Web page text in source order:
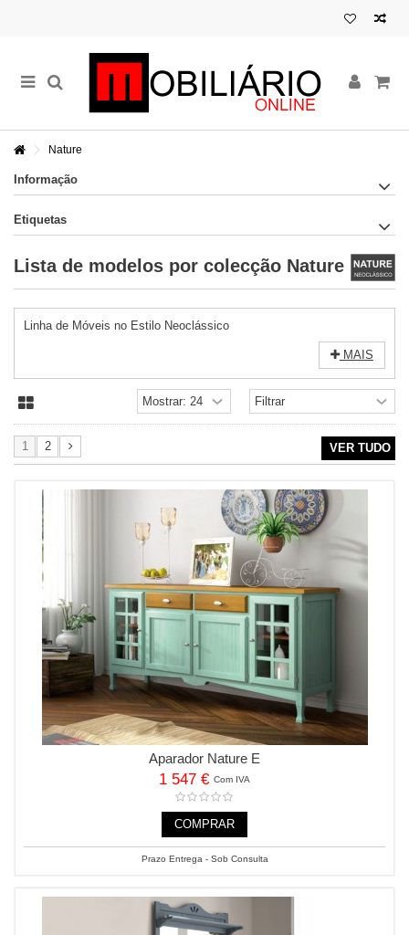
Nature
Informação
Etiquetas
Lista de modelos por colecção Nature
Linha de Móveis no Estilo Neoclássico
MAIS
VER TUDO
1 2
Aparador Nature E
1 547 € Com IVA
COMPRAR
Prazo Entrega - Sob Consulta